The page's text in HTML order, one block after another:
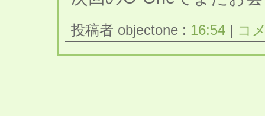
投稿者 objectone : 16:54 | コ